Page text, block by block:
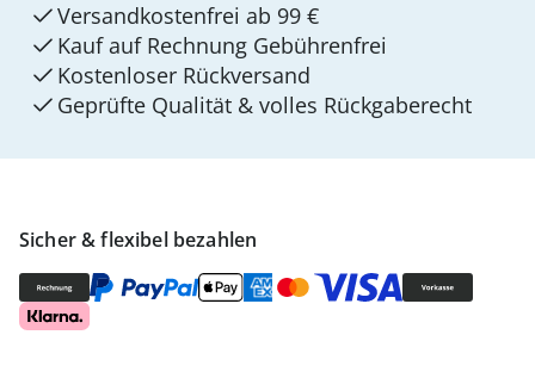
Sicher & flexibel bezahlen
Versandkostenfrei ab 99 €
Kauf auf Rechnung Gebührenfrei
Kostenloser Rückversand
Geprüfte Qualität & volles Rückgaberecht